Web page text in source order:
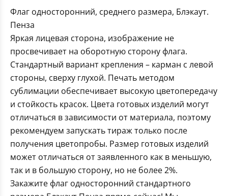
Флаг односторонний, среднего размера, Блэкаут.
Пенза
Яркая лицевая сторона, изображение не
просвечивает на оборотную сторону флага.
Стандартный вариант крепления – карман с левой
стороны, сверху глухой. Печать методом
сублимации обеспечивает высокую цветопередачу
и стойкость красок. Цвета готовых изделий могут
отличаться в зависимости от материала, поэтому
рекомендуем запускать тираж только после
получения цветопробы. Размер готовых изделий
может отличаться от заявленного как в меньшую,
так и в большую сторону, но не более 2%.
Закажите флаг односторонний стандартного